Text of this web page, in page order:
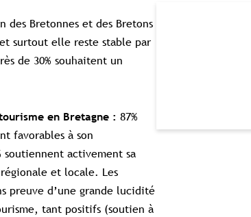
Bretonnes et des Bretons
surtout elle reste stable par
de 30% souhaitent un
en Bretagne :87%
favorables à son
soutiennent activement sa
et locale. Les
preuve d’une grande lucidité
tant positifs (soutien à